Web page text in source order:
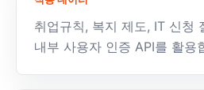
취업규칙, 복지 제도, IT 신청
내부 사용자 인증 API를 활용